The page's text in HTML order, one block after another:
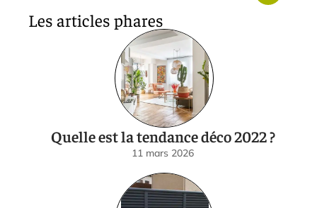
Les articles phares
Quelle est la tendance déco 2022 ?
11 mars 2026